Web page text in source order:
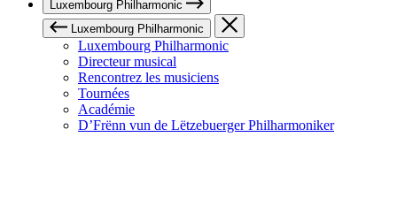
Luxembourg Philharmonic
Luxembourg Philharmonic
Luxembourg Philharmonic
Directeur musical
Rencontrez les musiciens
Tournées
Académie
D’Frënn vun de Lëtzebuerger Philharmoniker